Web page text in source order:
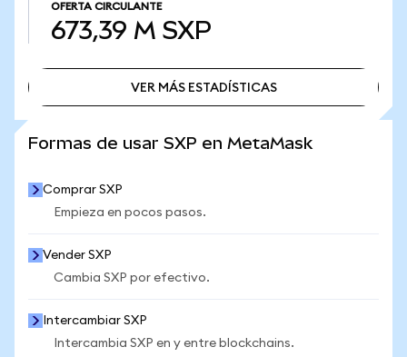
OFERTA CIRCULANTE
673,39 M SXP
VER MÁS ESTADÍSTICAS
Formas de usar SXP en MetaMask
Comprar SXP
Empieza en pocos pasos.
Vender SXP
Cambia SXP por efectivo.
Intercambiar SXP
Intercambia SXP en y entre blockchains.